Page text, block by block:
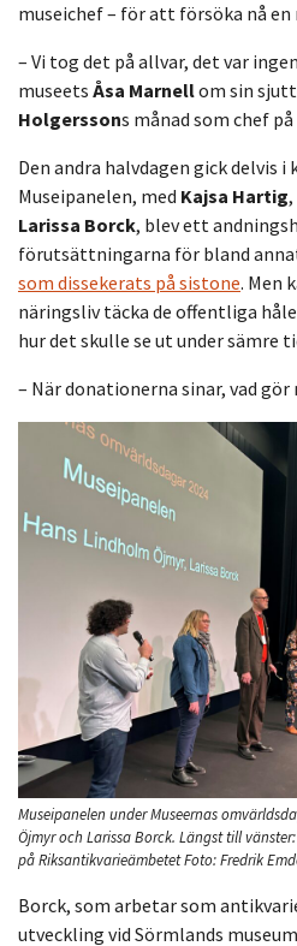
museichef – för att försöka nå en
– Vi tog det på allvar, det var
museets Åsa Marnellom sin
Holgerssons månad som chef
Den andra halvdagen gick delvis
Museipanelen, med Kajsa Hartig
Larissa Borck, blev ett
förutsättningarna för bland
som dissekerats på sistone. Men
näringsliv täcka de offentliga
hur det skulle se ut under sämre
– När donationerna sinar, vad gör
Museipanelen under Museernas
Öjmyr och Larissa Borck. Längst till
på RiksantikvarieämbetetFoto:Fredrik
Borck, som arbetar som
utveckling vid Sörmlands